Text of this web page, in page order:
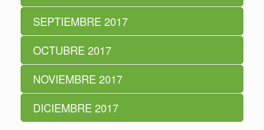
SEPTIEMBRE 2017
OCTUBRE 2017
NOVIEMBRE 2017
DICIEMBRE 2017